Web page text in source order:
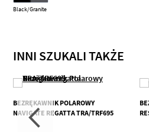
Black/Granite
INNI SZUKALI TAKŻE
BEZRĘKAWNIK POLAROWY
NAVIGATE REGATTA TRA/TRF695